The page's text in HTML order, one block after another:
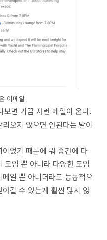
이메일
면 가끔 저런 메일이 온다.
오지 않으면 안된다는 말이
었기 때문에 뭐 중간에 다
모임 뿐 아니라 다양한 모임
일 뿐 아니더라도 능동적으
갈 수 있는게 훨씬 많지 않